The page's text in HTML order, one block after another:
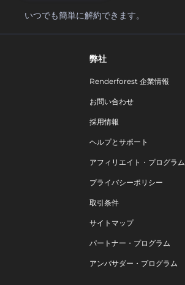
いつでも簡単に解約できます。
弊社
Renderforest 企業情報
お問い合わせ
採用情報
ヘルプとサポート
アフィリエイト・プログラム
プライバシーポリシー
取引条件
サイトマップ
パートナー・プログラム
アンバサダー・プログラム